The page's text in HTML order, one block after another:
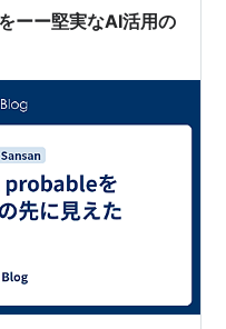
ーー堅実なAI活用の